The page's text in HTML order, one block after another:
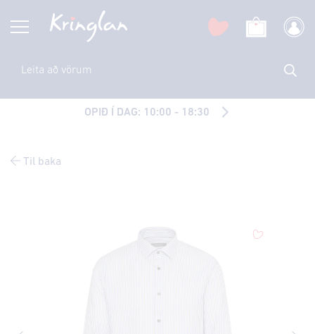
OPIÐ Í DAG: 10:00 - 18:30
Til baka